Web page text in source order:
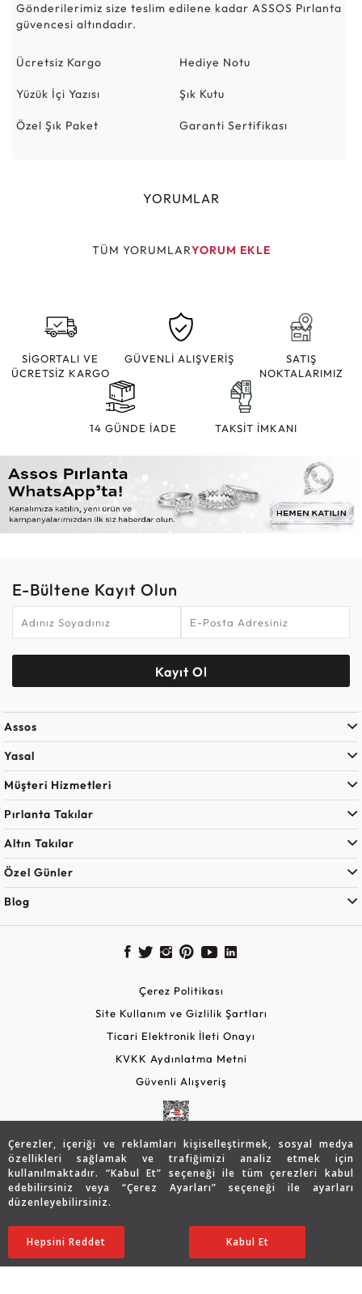
Çerezler, içeriği ve reklamları kişiselleştirmek, sosyal medya
özellikleri sağlamak ve trafiğimizi analiz etmek için
kullanılmaktadır. “Kabul Et” seçeneği ile tüm çerezleri kabul
edebilirsiniz veya “Çerez Ayarları” seçeneği ile ayarları
düzenleyebilirsiniz.
Ayarları Düzenle
Hepsini Reddet Kabul Et
30.949 TL
21.690TL SATIN ALIN
Gönderilerimiz size teslim edilene kadar ASSOS Pırlanta
güvencesi altındadır.
Ücretsiz Kargo Hediye Notu
Yüzük İçi Yazısı Şık Kutu
Özel Şık Paket Garanti Sertifikası
YORUMLAR
TÜM YORUMLARYORUM EKLE
SİGORTALI VE
ÜCRETSİZ KARGO
GÜVENLİ ALIŞVERİŞ
SATIŞ
NOKTALARIMIZ
14 GÜNDE İADE TAKSİT İMKANI
E-Bültene Kayıt Olun
Kayıt Ol
Assos
Yasal
Müşteri Hizmetleri
Pırlanta Takılar
Altın Takılar
Özel Günler
Blog
Çerez Politikası
Site Kullanım ve Gizlilik Şartları
Ticari Elektronik İleti Onayı
KVKK Aydınlatma Metni
Güvenli Alışveriş
Copyright © 2026 Assos Pırlanta - Bu sitenin tüm hakları